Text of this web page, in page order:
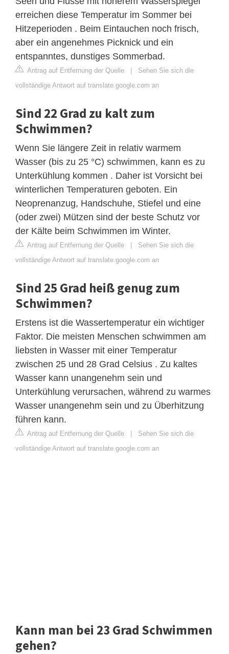
erreichen diese Temperatur im Sommer bei
Hitzeperioden . Beim Eintauchen noch frisch,
aber ein angenehmes Picknick und ein
entspanntes, dunstiges Sommerbad.
Antrag auf Entfernung der Quelle | Sehen Sie sich die
vollständige Antwort auf translate.google.com an
Sind 22 Grad zu kalt zum
Schwimmen?
Wenn Sie längere Zeit in relativ warmem
Wasser (bis zu 25 °C) schwimmen, kann es zu
Unterkühlung kommen . Daher ist Vorsicht bei
winterlichen Temperaturen geboten. Ein
Neoprenanzug, Handschuhe, Stiefel und eine
(oder zwei) Mützen sind der beste Schutz vor
der Kälte beim Schwimmen im Winter.
Antrag auf Entfernung der Quelle | Sehen Sie sich die
vollständige Antwort auf translate.google.com an
Sind 25 Grad heiß genug zum
Schwimmen?
Erstens ist die Wassertemperatur ein wichtiger
Faktor. Die meisten Menschen schwimmen am
liebsten in Wasser mit einer Temperatur
zwischen 25 und 28 Grad Celsius . Zu kaltes
Wasser kann unangenehm sein und
Unterkühlung verursachen, während zu warmes
Wasser unangenehm sein und zu Überhitzung
führen kann.
Antrag auf Entfernung der Quelle | Sehen Sie sich die
vollständige Antwort auf translate.google.com an
Kann man bei 23 Grad Schwimmen
gehen?